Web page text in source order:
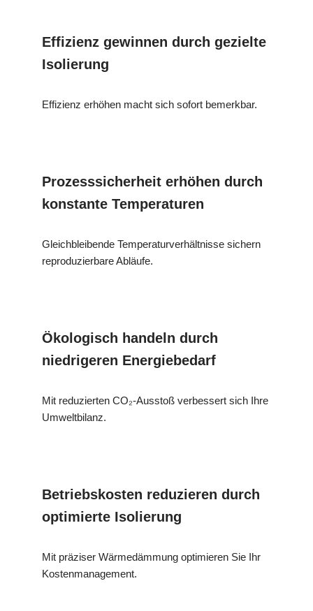
Effizienz gewinnen durch gezielte
Isolierung
Effizienz erhöhen macht sich sofort bemerkbar.
Prozesssicherheit erhöhen durch
konstante Temperaturen
Gleichbleibende Temperaturverhältnisse sichern
reproduzierbare Abläufe.
Ökologisch handeln durch
niedrigeren Energiebedarf
Mit reduzierten CO₂-Ausstoß verbessert sich Ihre
Umweltbilanz.
Betriebskosten reduzieren durch
optimierte Isolierung
Mit präziser Wärmedämmung optimieren Sie Ihr
Kostenmanagement.